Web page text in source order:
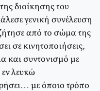
διοίκησης του
γενική συνέλευση
από το σώμα της
σε κινητοποιήσεις,
και συντονισμό με
λευκώ
με όποιο τρόπο